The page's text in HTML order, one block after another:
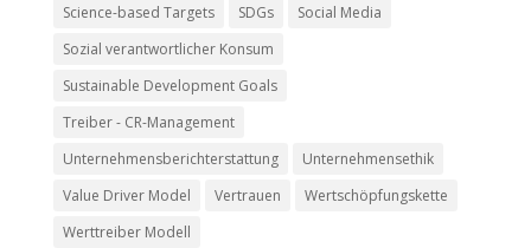
Science-based Targets
SDGs
Social Media
Sozial verantwortlicher Konsum
Sustainable Development Goals
Treiber - CR-Management
Unternehmensberichterstattung
Unternehmensethik
Value Driver Model
Vertrauen
Wertschöpfungskette
Werttreiber Modell